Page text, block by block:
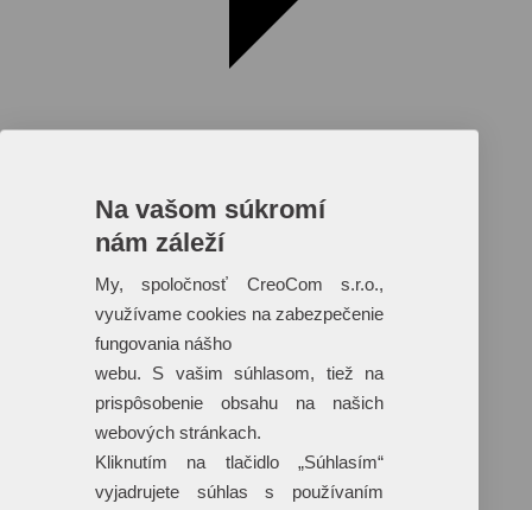
Reklamné predmety s plnofarebnou
potlačou
Dáždniky
Tašky
Hračky
Klobúky
Na vašom súkromí
nám záleží
My, spoločnosť CreoCom s.r.o.,
využívame cookies na zabezpečenie
fungovania nášho
webu. S vašim súhlasom, tiež na
prispôsobenie obsahu na našich
webových stránkach.
Kliknutím na tlačidlo „Súhlasím“
vyjadrujete súhlas s používaním